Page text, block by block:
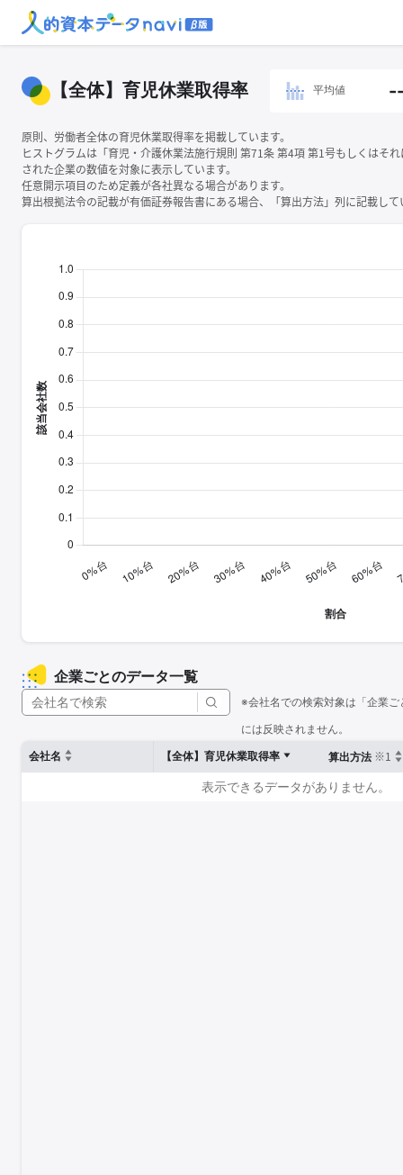
【全体】育児休業取得率 平均値
原則、労働者全体の育児休業取得率を掲載しています。
ヒストグラムは「育児・介護休業法施行規則 第71条 第4項 第1号もしくはそ
された企業の数値を対象に表示しています。
任意開示項目のため定義が各社異なる場合があります。
算出根拠法令の記載が有価証券報告書にある場合、「算出方法」列に記載し
企業ごとのデータ一覧
※会社名での検索対象は「企業
には反映されません。
会社名
【全体】育児休業取得率 算出方法 ※1
表示できるデータがありません。